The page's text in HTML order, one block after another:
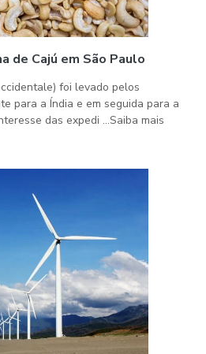
de Cajú em São Paulo
foi levado pelos
para a Índia e em seguida para a
das expedi ...Saiba mais